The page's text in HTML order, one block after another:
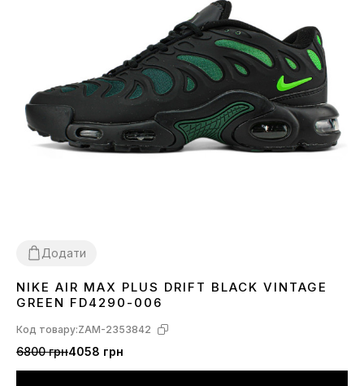
Додати
4142 4344 45
NIKE AIR MAX PLUS DRIFT BLACK VINTAGE
GREEN FD4290-006
Код товару:ZAM-2353842
6800 грн4058 грн